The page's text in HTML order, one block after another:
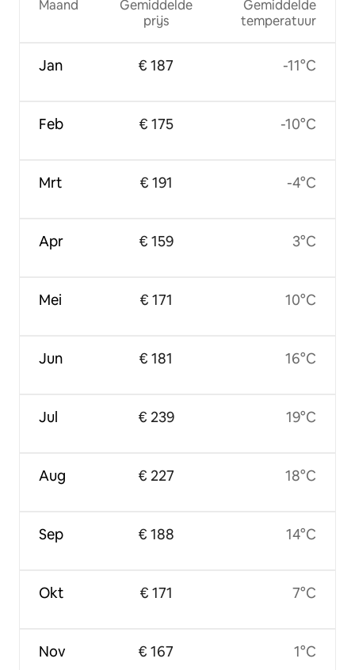
Maand
Jan
Feb
Mrt
Apr
Mei
Jun
Jul
Aug
Sep
Okt
Nov
Gemiddelde
prijs
€ 187
€ 175
€ 191
€ 159
€ 171
€ 181
€ 239
€ 227
€ 188
€ 171
€ 167
Gemiddelde
temperatuur
-11°C
-10°C
-4°C
3°C
10°C
16°C
19°C
18°C
14°C
7°C
1°C